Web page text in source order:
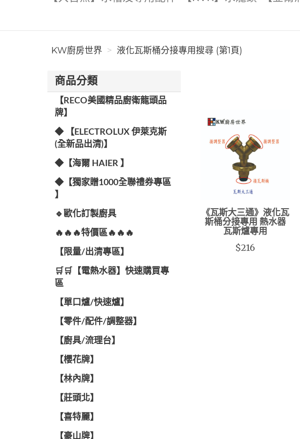
KW廚房世界 液化瓦斯桶分接專用搜尋 (第1頁)
商品分類
【RECO美國精品廚衛龍頭品
牌】
◆ 【ELECTROLUX 伊萊克斯
(全新品出清)】
◆【海爾 HAIER 】
◆【獨家贈1000全聯禮券專區
】
🔹歐化訂製廚具
🔥🔥🔥特價區🔥🔥🔥
【限量/出清專區】
🛒🛒【電熱水器】快速購買專
區
【單口爐/快速爐】
【零件/配件/調整器】
【廚具/流理台】
【櫻花牌】
【林內牌】
【莊頭北】
【喜特麗】
【豪山牌】
《瓦斯大三通》液化瓦
斯桶分接專用 熱水器
瓦斯爐專用
$216